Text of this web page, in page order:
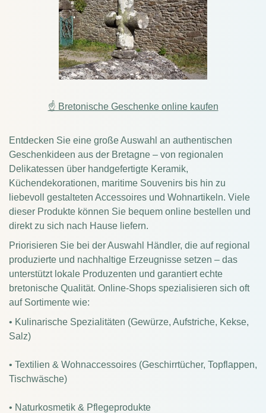
☝ Bretonische Geschenke online kaufen
Entdecken Sie eine große Auswahl an authentischen
Geschenkideen aus der Bretagne – von regionalen
Delikatessen über handgefertigte Keramik,
Küchendekorationen, maritime Souvenirs bis hin zu
liebevoll gestalteten Accessoires und Wohnartikeln. Viele
dieser Produkte können Sie bequem online bestellen und
direkt zu sich nach Hause liefern.
Priorisieren Sie bei der Auswahl Händler, die auf regional
produzierte und nachhaltige Erzeugnisse setzen – das
unterstützt lokale Produzenten und garantiert echte
bretonische Qualität. Online-Shops spezialisieren sich oft
auf Sortimente wie:
• Kulinarische Spezialitäten (Gewürze, Aufstriche, Kekse,
Salz)
• Textilien & Wohnaccessoires (Geschirrtücher, Topflappen,
Tischwäsche)
• Naturkosmetik & Pflegeprodukte